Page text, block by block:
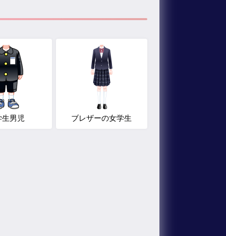
生男児 ブレザーの女学生